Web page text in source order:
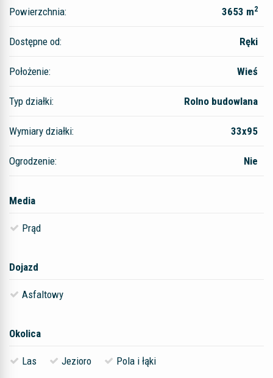
Powierzchnia: 3653 m2
Dostępne od: Ręki
Położenie: Wieś
Typ działki: Rolno budowlana
Wymiary działki: 33x95
Ogrodzenie: Nie
Media
Prąd
Dojazd
Asfaltowy
Okolica
Las Jezioro Pola i łąki